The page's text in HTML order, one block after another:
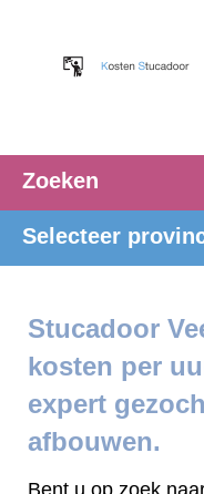
Zoeken
Selecteer
Stucadoor
kosten per
expert
afbouwen.
Bent u op zoek